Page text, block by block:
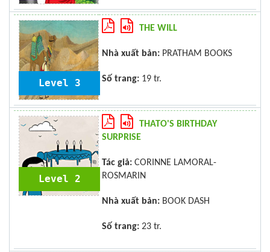
Level 3
THE WILL
Nhà xuất bản: PRATHAM BOOKS
Số trang: 19 tr.
Level 2
THATO'S BIRTHDAY
SURPRISE
Tác giả: CORINNE LAMORAL-
ROSMARIN
Nhà xuất bản: BOOK DASH
Số trang: 23 tr.